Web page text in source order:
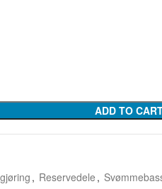
ADD TO
, Reservedele ,